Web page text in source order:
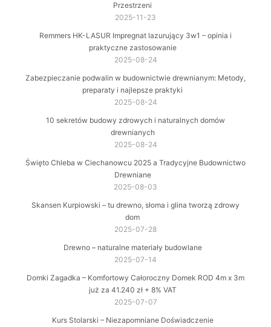
Przestrzeni
2025-11-23
Remmers HK-LASUR Impregnat lazurujący 3w1 – opinia i
praktyczne zastosowanie
2025-08-24
Zabezpieczanie podwalin w budownictwie drewnianym: Metody,
preparaty i najlepsze praktyki
2025-08-24
10 sekretów budowy zdrowych i naturalnych domów
drewnianych
2025-08-24
Święto Chleba w Ciechanowcu 2025 a Tradycyjne Budownictwo
Drewniane
2025-08-03
Skansen Kurpiowski – tu drewno, słoma i glina tworzą zdrowy
dom
2025-07-28
Drewno – naturalne materiały budowlane
2025-07-14
Domki Zagadka – Komfortowy Całoroczny Domek ROD 4m x 3m
już za 41.240 zł + 8% VAT
2025-07-07
Kurs Stolarski – Niezapomniane Doświadczenie